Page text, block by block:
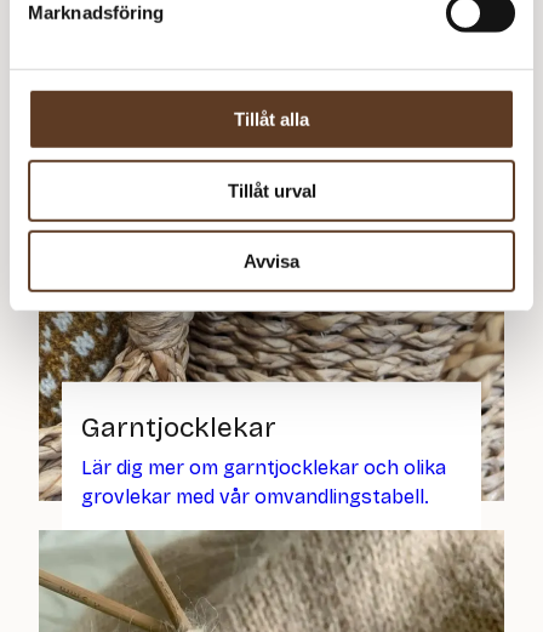
Marknadsföring
Tillåt alla
Tillåt urval
Avvisa
Garntjocklekar
Lär dig mer om garntjocklekar och olika
grovlekar med vår omvandlingstabell.